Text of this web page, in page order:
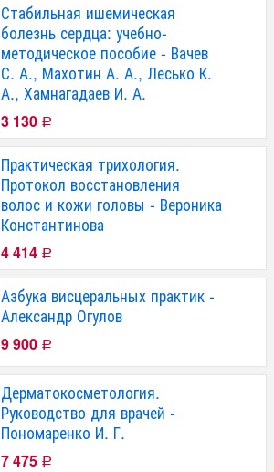
Стабильная ишемическая
болезнь сердца: учебно-
методическое пособие - Вачев
С. А., Махотин А. А., Лесько К.
А., Хамнагадаев И. А.
3 130 Р
Практическая трихология.
Протокол восстановления
волос и кожи головы - Вероника
Константинова
4 414 Р
Азбука висцеральных практик -
Александр Огулов
9 900 Р
Дерматокосметология.
Руководство для врачей -
Пономаренко И. Г.
7 475 Р